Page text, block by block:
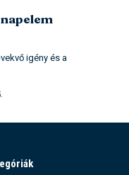
igény és a